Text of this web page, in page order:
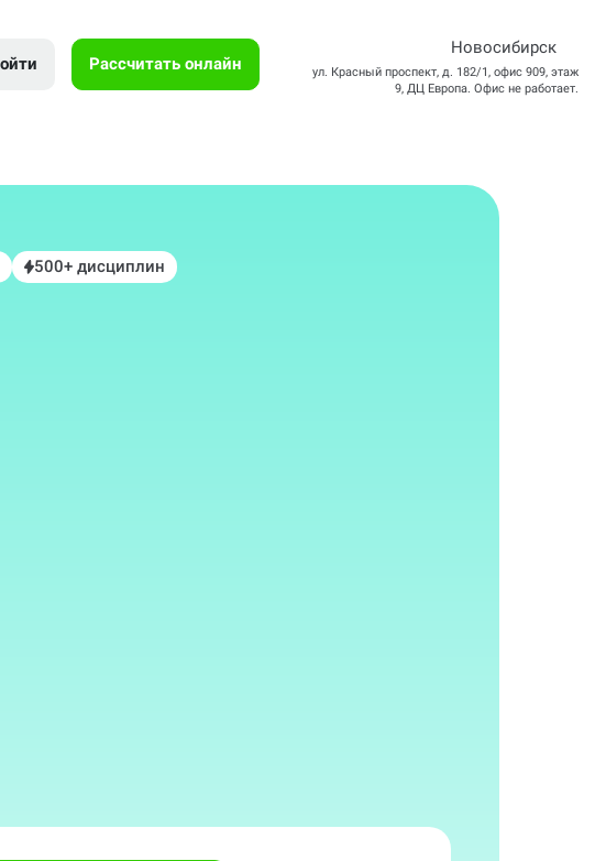
Рассчитать онлайн
Новосибирск
ул. Красный проспект, д. 182/1, офис 909, этаж
9, ДЦ Европа. Офис не работает.
500+ дисциплин